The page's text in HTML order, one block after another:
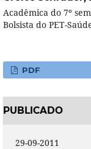
Acadêmica do 7º
Bolsista do PET-
PDF
PUBLICADO
29-09-2011